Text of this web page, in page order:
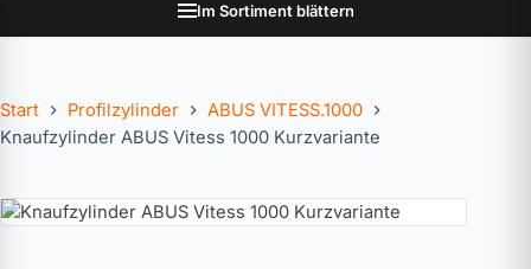
Im Sortiment blättern
Start Profilzylinder
ABUS VITESS.1000
Knaufzylinder ABUS Vitess 1000 Kurzvariante